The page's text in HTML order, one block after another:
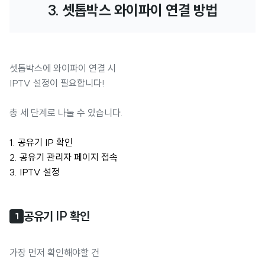
3. 셋톱박스 와이파이 연결 방법
셋톱박스에 와이파이 연결 시
IPTV 설정이 필요합니다!
총 세 단계로 나눌 수 있습니다.
1. 공유기 IP 확인
2. 공유기 관리자 페이지 접속
3. IPTV 설정
1 공유기 IP 확인
가장 먼저 확인해야할 건